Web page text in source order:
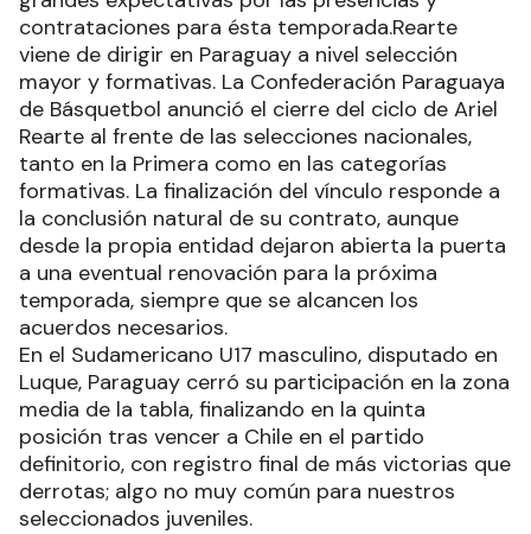
contrataciones para ésta temporada.Rearte
viene de dirigir en Paraguay a nivel selección
mayor y formativas. La Confederación Paraguaya
de Básquetbol anunció el cierre del ciclo de Ariel
Rearte al frente de las selecciones nacionales,
tanto en la Primera como en las categorías
formativas. La finalización del vínculo responde a
la conclusión natural de su contrato, aunque
desde la propia entidad dejaron abierta la puerta
a una eventual renovación para la próxima
temporada, siempre que se alcancen los
acuerdos necesarios.
En el Sudamericano U17 masculino, disputado en
Luque, Paraguay cerró su participación en la zona
media de la tabla, finalizando en la quinta
posición tras vencer a Chile en el partido
definitorio, con registro final de más victorias que
derrotas; algo no muy común para nuestros
seleccionados juveniles.